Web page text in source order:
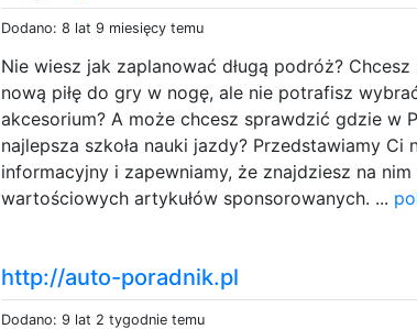
Dodano: 8 lat 9 miesięcy temu
Nie wiesz jak zaplanować długą podróż?
nową piłę do gry w nogę, ale nie potrafisz
akcesorium? A może chcesz sprawdzić gdzie w
najlepsza szkoła nauki jazdy? Przedstawiamy Ci
informacyjny i zapewniamy, że znajdziesz na nim
wartościowych artykułów sponsorowanych. ...
http://auto-poradnik.pl
Dodano: 9 lat 2 tygodnie temu